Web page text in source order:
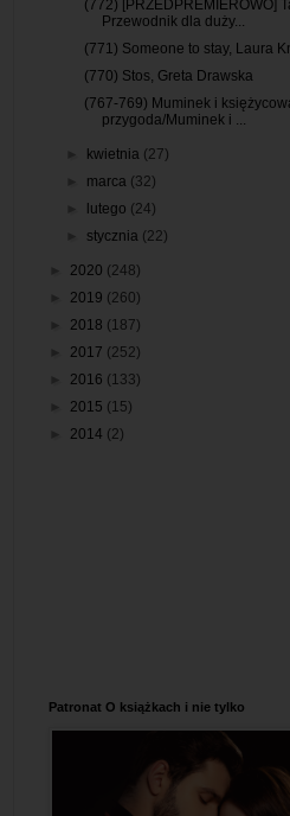
(772) [PRZEDPREMIEROWO]
Przewodnik dla duży...
(771) Someone to stay, Laura
(770) Stos, Greta Drawska
(767-769) Muminek i
przygoda/Muminek i ...
kwietnia (27)
marca (32)
lutego (24)
stycznia (22)
2020 (248)
2019 (260)
2018 (187)
2017 (252)
2016 (133)
2015 (15)
2014 (2)
Patronat O książkach i nie tylko